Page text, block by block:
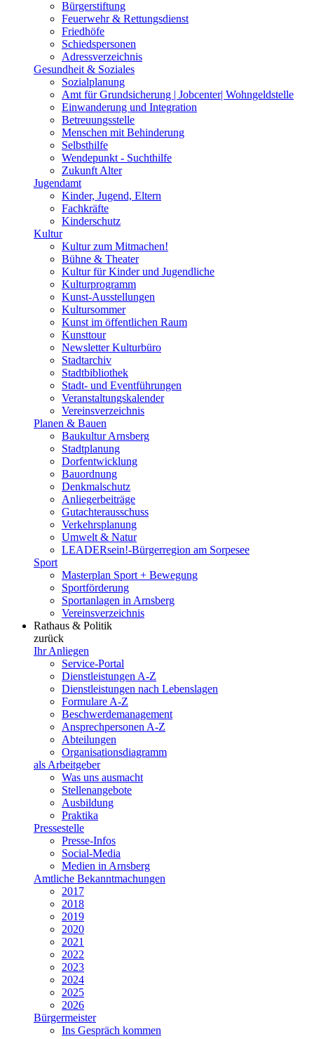
Bürgerstiftung
Feuerwehr & Rettungsdienst
Friedhöfe
Schiedspersonen
Adressverzeichnis
Gesundheit & Soziales
Sozialplanung
Amt für Grundsicherung | Jobcenter| Wohngeldstelle
Einwanderung und Integration
Betreuungsstelle
Menschen mit Behinderung
Selbsthilfe
Wendepunkt - Suchthilfe
Zukunft Alter
Jugendamt
Kinder, Jugend, Eltern
Fachkräfte
Kinderschutz
Kultur
Kultur zum Mitmachen!
Bühne & Theater
Kultur für Kinder und Jugendliche
Kulturprogramm
Kunst-Ausstellungen
Kultursommer
Kunst im öffentlichen Raum
Kunsttour
Newsletter Kulturbüro
Stadtarchiv
Stadtbibliothek
Stadt- und Eventführungen
Veranstaltungskalender
Vereinsverzeichnis
Planen & Bauen
Baukultur Arnsberg
Stadtplanung
Dorfentwicklung
Bauordnung
Denkmalschutz
Anliegerbeiträge
Gutachterausschuss
Verkehrsplanung
Umwelt & Natur
LEADERsein!-Bürgerregion am Sorpesee
Sport
Masterplan Sport + Bewegung
Sportförderung
Sportanlagen in Arnsberg
Vereinsverzeichnis
Rathaus & Politik
zurück
Ihr Anliegen
Service-Portal
Dienstleistungen A-Z
Dienstleistungen nach Lebenslagen
Formulare A-Z
Beschwerdemanagement
Ansprechpersonen A-Z
Abteilungen
Organisationsdiagramm
als Arbeitgeber
Was uns ausmacht
Stellenangebote
Ausbildung
Praktika
Pressestelle
Presse-Infos
Social-Media
Medien in Arnsberg
Amtliche Bekanntmachungen
2017
2018
2019
2020
2021
2022
2023
2024
2025
2026
Bürgermeister
Ins Gespräch kommen